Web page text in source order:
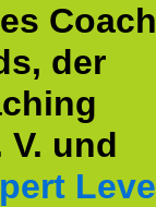
der
und